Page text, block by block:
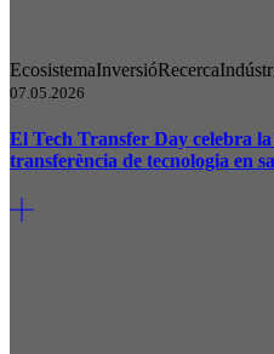
EcosistemaInversióRecerca
07.05.2026
El Tech Transfer Day celebra
transferència de tecnologia en